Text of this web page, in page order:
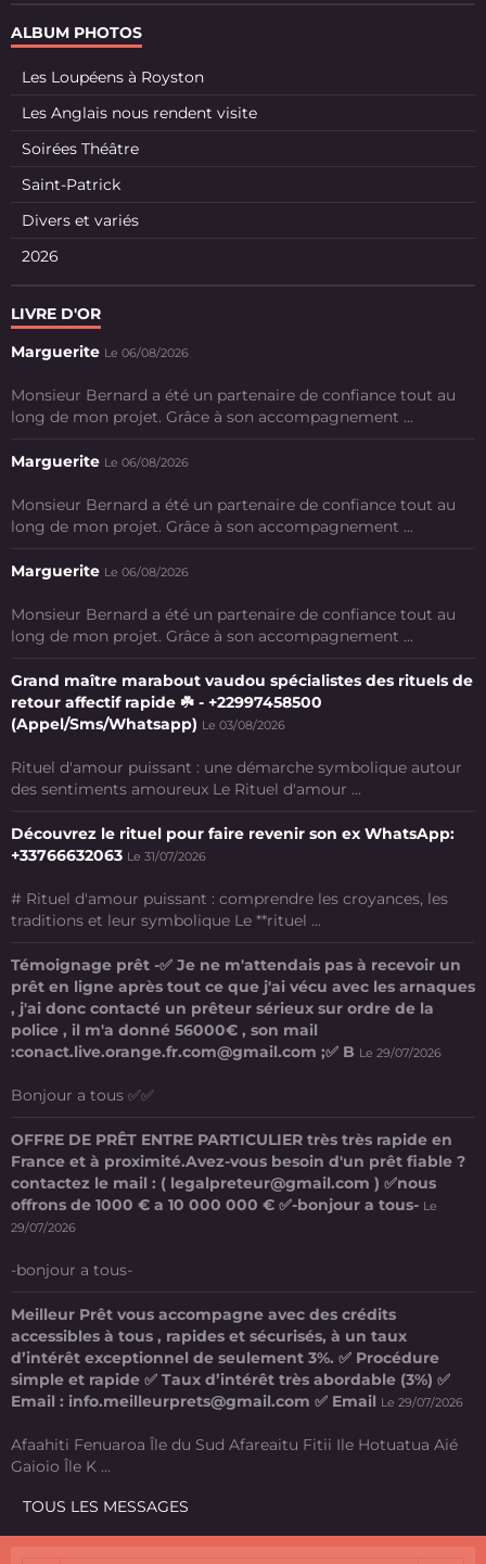
ALBUM PHOTOS
Les Loupéens à Royston
Les Anglais nous rendent visite
Soirées Théâtre
Saint-Patrick
Divers et variés
2026
LIVRE D'OR
Marguerite Le 06/08/2026
Monsieur Bernard a été un partenaire de confiance tout au
long de mon projet. Grâce à son accompagnement ...
Marguerite Le 06/08/2026
Monsieur Bernard a été un partenaire de confiance tout au
long de mon projet. Grâce à son accompagnement ...
Marguerite Le 06/08/2026
Monsieur Bernard a été un partenaire de confiance tout au
long de mon projet. Grâce à son accompagnement ...
Grand maître marabout vaudou spécialistes des rituels de
retour affectif rapide ☘️ - +22997458500
(Appel/Sms/Whatsapp) Le 03/08/2026
Rituel d'amour puissant : une démarche symbolique autour
des sentiments amoureux Le Rituel d'amour ...
Découvrez le rituel pour faire revenir son ex WhatsApp:
+33766632063 Le 31/07/2026
# Rituel d'amour puissant : comprendre les croyances, les
traditions et leur symbolique Le **rituel ...
Témoignage prêt -✅ Je ne m'attendais pas à recevoir un
prêt en ligne après tout ce que j'ai vécu avec les arnaques
, j'ai donc contacté un prêteur sérieux sur ordre de la
police , il m'a donné 56000€ , son mail
:conact.live.orange.fr.com@gmail.com ;✅ B Le 29/07/2026
Bonjour a tous ✅✅
OFFRE DE PRÊT ENTRE PARTICULIER très très rapide en
France et à proximité.Avez-vous besoin d'un prêt fiable ?
contactez le mail : ( legalpreteur@gmail.com ) ✅nous
offrons de 1000 € a 10 000 000 € ✅-bonjour a tous- Le
29/07/2026
-bonjour a tous-
Meilleur Prêt vous accompagne avec des crédits
accessibles à tous , rapides et sécurisés, à un taux
d’intérêt exceptionnel de seulement 3%. ✅ Procédure
simple et rapide ✅ Taux d’intérêt très abordable (3%) ✅
Email : info.meilleurprets@gmail.com ✅ Email Le 29/07/2026
Afaahiti Fenuaroa Île du Sud Afareaitu Fitii Ile Hotuatua Aié
Gaioio Île K ...
TOUS LES MESSAGES